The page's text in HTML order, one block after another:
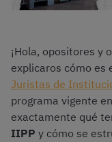
¡Hola, opositores y
explicaros cómo es
Juristas de
programa vigente
exactamente qué
IIPP y cómo se